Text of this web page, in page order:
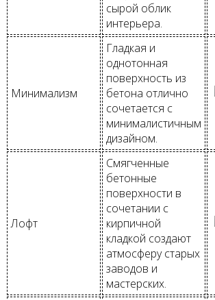
сырой облик
интерьера.
Минимализм
Гладкая и
однотонная
поверхность из
бетона отлично
сочетается с
минималистичным
дизайном.
Лофт
Смягченные
бетонные
поверхности в
сочетании с
кирпичной
кладкой создают
атмосферу старых
заводов и
мастерских.